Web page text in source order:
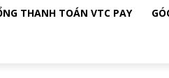
THANH TOÁN VTC PAY